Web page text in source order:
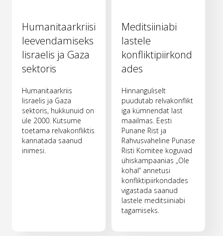
Humanitaarkriisi
leevendamiseks
Iisraelis ja Gaza
sektoris
Humanitaarkriis
Iisraelis ja Gaza
sektoris, hukkunuid on
üle 2000. Kutsume
toetama relvakonfliktis
kannatada saanud
inimesi.
Meditsiiniabi
lastele
konfliktipiirkond
ades
Hinnanguliselt
puudutab relvakonflikt
iga kümnendat last
maailmas. Eesti
Punane Rist ja
Rahvusvaheline Punase
Risti Komitee koguvad
ühiskampaanias „Ole
kohal“ annetusi
konfliktipiirkondades
vigastada saanud
lastele meditsiiniabi
tagamiseks.